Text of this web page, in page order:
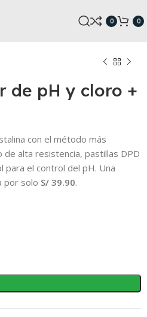
0 0
S/ S/
S/ S/
de pH y cloro +
con el método más
de alta resistencia, pastillas DPD
para el control del pH. Una
por solo S/ 39.90.